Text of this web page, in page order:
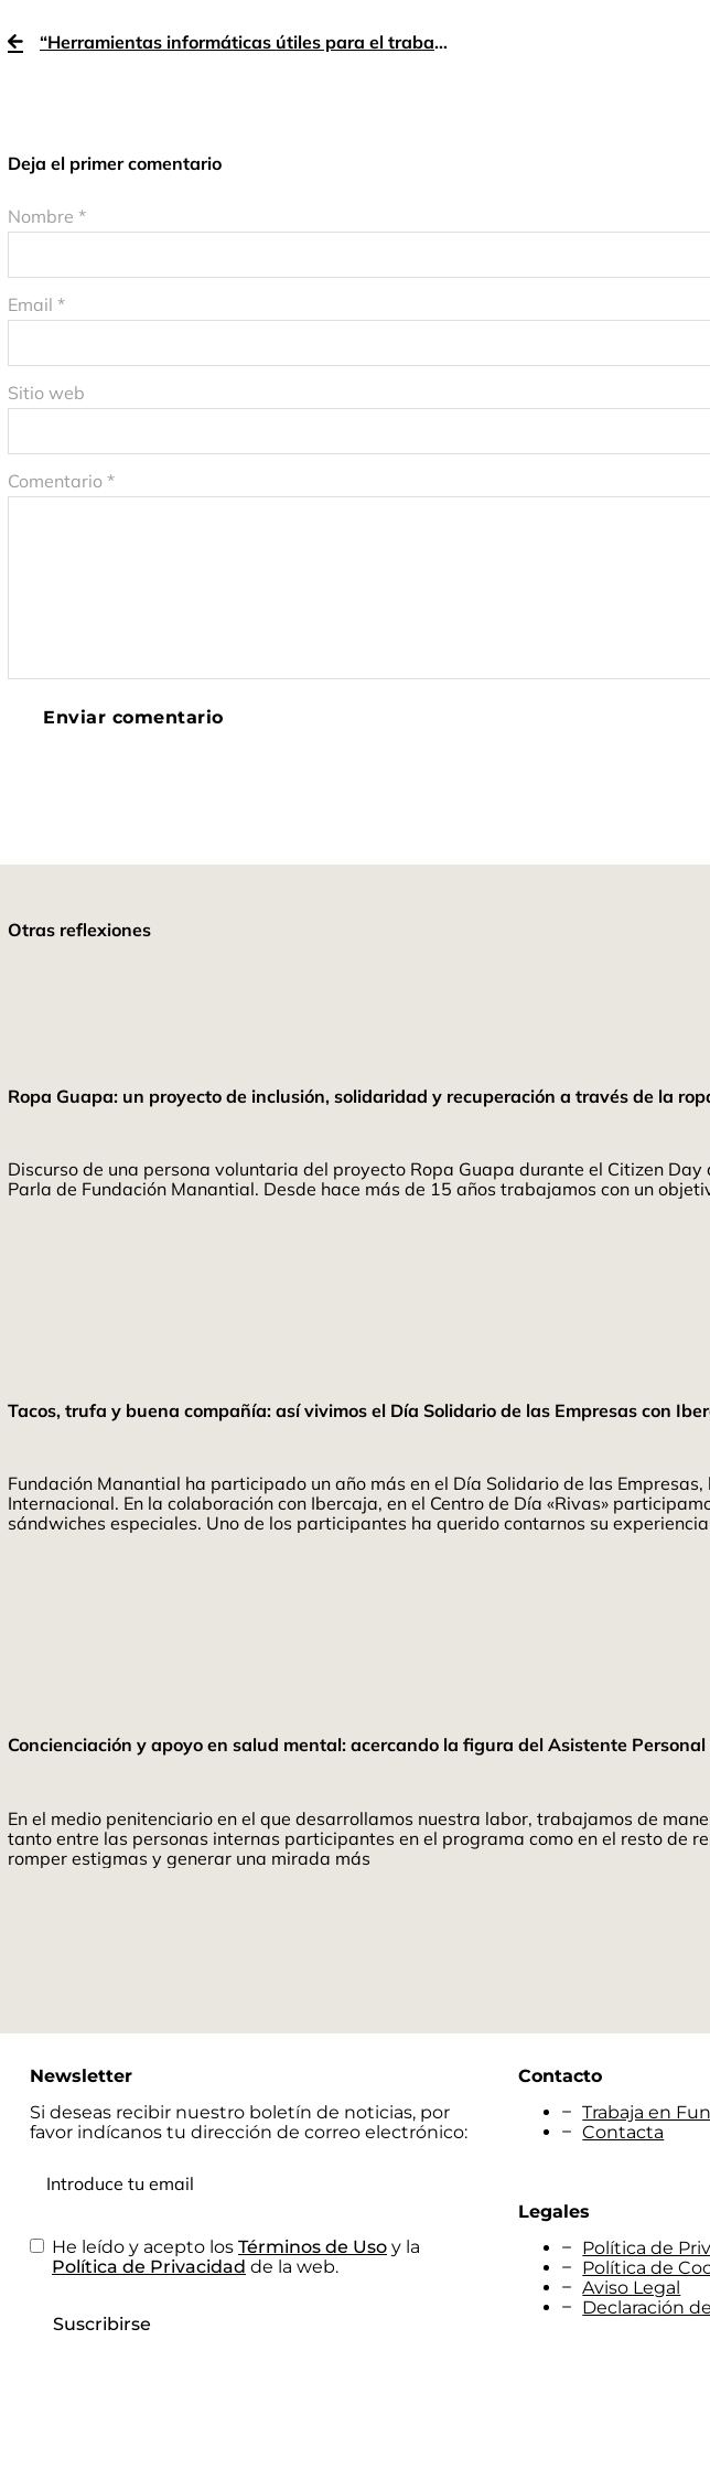
“Herramientas informáticas útiles para el trabajo diario”
Deja el primer comentario
Nombre *
Email *
Sitio web
Comentario *
Otras reflexiones
Ropa Guapa: un proyecto de inclusión, solidaridad y recuperación a través de la
Discurso de una persona voluntaria del proyecto Ropa Guapa durante el Citizen
Parla de Fundación Manantial. Desde hace más de 15 años trabajamos con un
Tacos, trufa y buena compañía: así vivimos el Día Solidario de las Empresas con
Fundación Manantial ha participado un año más en el Día Solidario de las
Internacional. En la colaboración con Ibercaja, en el Centro de Día «Rivas»
sándwiches especiales. Uno de los participantes ha querido contarnos su
Concienciación y apoyo en salud mental: acercando la figura del Asistente
En el medio penitenciario en el que desarrollamos nuestra labor, trabajamos de
tanto entre las personas internas participantes en el programa como en el resto de
romper estigmas y generar una mirada más
Newsletter
Si deseas recibir nuestro boletín de noticias, por
favor indícanos tu dirección de correo electrónico:
He leído y acepto los Términos de Uso y la
Política de Privacidad de la web.
Suscribirse
Contacto
Trabaja en
Contacta
Legales
Política de
Política de
Aviso Legal
Declaración